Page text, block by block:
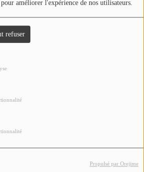
améliorer l'expérience de nos utilisateurs.
refuser
Propulsé par Orejime
PRO
RADIO
ET À
?
une erreur.
que vous recherchez n’existe plus.